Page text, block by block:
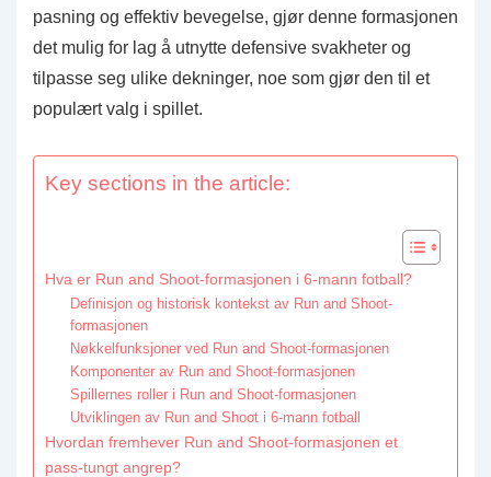
pasning og effektiv bevegelse, gjør denne formasjonen
det mulig for lag å utnytte defensive svakheter og
tilpasse seg ulike dekninger, noe som gjør den til et
populært valg i spillet.
Key sections in the article:
Hva er Run and Shoot-formasjonen i 6-mann fotball?
Definisjon og historisk kontekst av Run and Shoot-
formasjonen
Nøkkelfunksjoner ved Run and Shoot-formasjonen
Komponenter av Run and Shoot-formasjonen
Spillernes roller i Run and Shoot-formasjonen
Utviklingen av Run and Shoot i 6-mann fotball
Hvordan fremhever Run and Shoot-formasjonen et
pass-tungt angrep?